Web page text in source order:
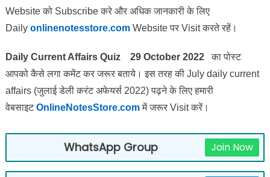
Website को Subscribe करे और अधिक जानकारी के लिए
Daily onlinenotesstore.comWebsite पर Visit करते रहें।
Daily Current Affairs Quiz 29 October 2022
का पोस्ट
आपको कैसे लगा कमेंट कर जरूर बताये।इस तरह की July daily current
affairs (जुलाई डेली करंट अफेयर्स 2022) पढ़ने के लिए हमारी
वेबसाइटOnlineNotesStore.comमें जरूर Visit करें।
WhatsApp Group Join Now